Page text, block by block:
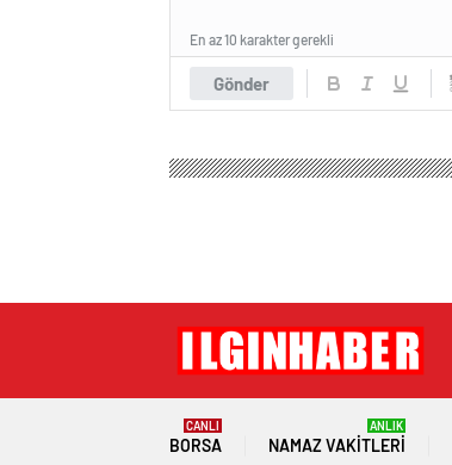
Gönder
En az 10 karakter gerekli
BORSA
CANLI
NAMAZ VAKITLERI
ANLIK